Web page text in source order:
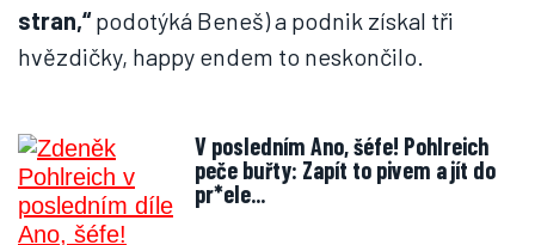
stran,“podotýká Beneš) a podnik získal tři
hvězdičky, happy endem to neskončilo.
V posledním Ano, šéfe! Pohlreich
peče buřty: Zapít to pivem a jít do
pr*ele...